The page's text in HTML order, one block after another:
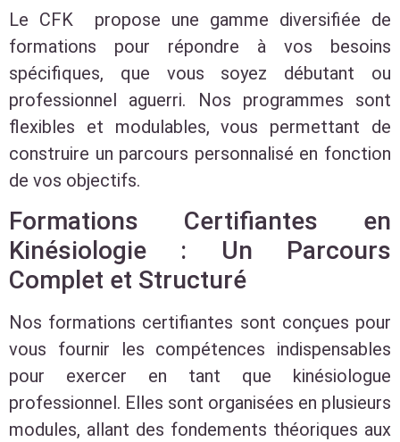
Le CFK propose une gamme diversifiée de
formations pour répondre à vos besoins
spécifiques, que vous soyez débutant ou
professionnel aguerri. Nos programmes sont
flexibles et modulables, vous permettant de
construire un parcours personnalisé en fonction
de vos objectifs.
Formations Certifiantes en
Kinésiologie : Un Parcours
Complet et Structuré
Nos formations certifiantes sont conçues pour
vous fournir les compétences indispensables
pour exercer en tant que kinésiologue
professionnel. Elles sont organisées en plusieurs
modules, allant des fondements théoriques aux